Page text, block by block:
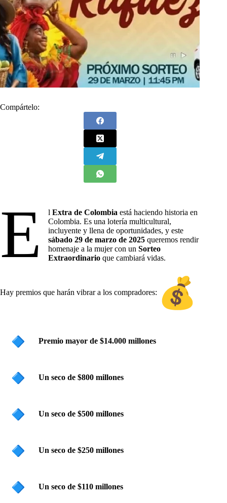
Compártelo:
E lExtra de Colombia está haciendo historia en
Colombia. Es una lotería multicultural,
incluyente y llena de oportunidades, y este
sábado 29 de marzo de 2025 queremos rendir
homenaje a la mujer con unSorteo
Extraordinario que cambiará vidas.
Hay premios que harán vibrar a los compradores:
Premio mayor de $14.000 millones
Un seco de $800 millones
Un seco de $500 millones
Un seco de $250 millones
Un seco de $110 millones